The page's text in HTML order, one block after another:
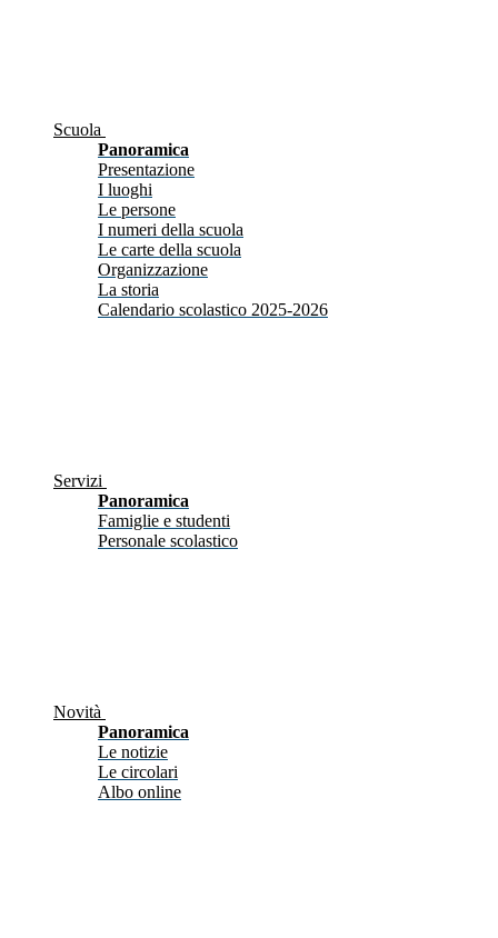
Scuola
Panoramica
Presentazione
I luoghi
Le persone
I numeri della scuola
Le carte della scuola
Organizzazione
La storia
Calendario scolastico 2025-2026
Servizi
Panoramica
Famiglie e studenti
Personale scolastico
Novità
Panoramica
Le notizie
Le circolari
Albo online